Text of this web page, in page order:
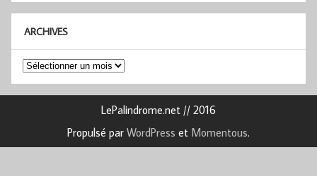
ARCHIVES
Archives
LePalindrome.net // 2016
Propulsé par WordPress et Momentous.